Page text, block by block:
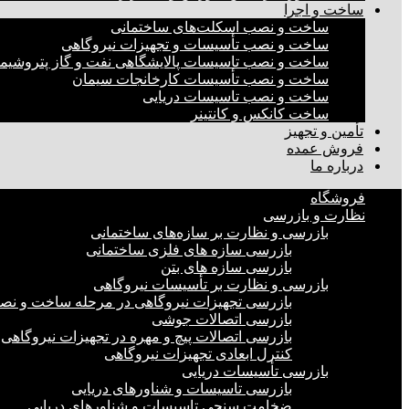
ساخت و اجرا
ساخت و نصب اسکلت‌های ساختمانی
ساخت و نصب تأسیسات و تجهیزات نیروگاهی
ساخت و نصب تاسیسات پالایشگاهی نفت و گاز
ساخت و نصب تأسیسات کارخانجات سیمان
ساخت و نصب تاسیسات دریایی
ساخت کانکس و کانتینر
تأمین و تجهیز
فروش عمده
درباره ما
فروشگاه
نظارت و بازرسی
بازرسی و نظارت بر سازه‌های ساختمانی
بازرسی سازه های فلزی ساختمانی
بازرسی سازه های بتن
بازرسی و نظارت بر تأسیسات نیروگاهی
بازرسی تجهیزات نیروگاهی در مرحله ساخت و
بازرسی اتصالات جوشی
بازرسی اتصالات پیچ و مهره در تجهیزات نیروگاهی
کنترل ابعادی تجهیزات نیروگاهی
بازرسی تأسیسات دریایی
بازرسی تاسیسات و شناورهای دریایی
ضخامت سنجی تاسیسات و شناورهای دریایی